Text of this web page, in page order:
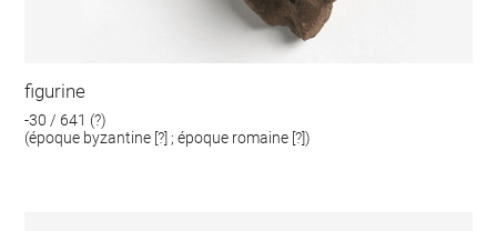
figurine
-30 / 641 (?)
(époque byzantine [?] ; époque romaine [?])